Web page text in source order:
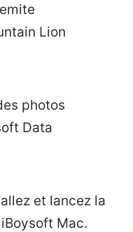
Lion
photos
Data
et lancez la
Mac.